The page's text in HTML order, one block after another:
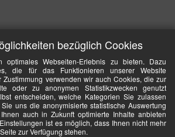
bezüglich Cookies
Webseiten-Erlebnis zu bieten. Dazu
die für das Funktionieren unserer Website
Zustimmung verwenden wir auch Cookies, die zur
oder zu anonymen Statistikzwecken genutzt
entscheiden, welche Kategorien Sie zulassen
uns die anonymisierte statistische Auswertung
auch in Zukunft optimierte Inhalte anbieten
ist es möglich, dass Ihnen nicht mehr
zur Verfügung stehen.